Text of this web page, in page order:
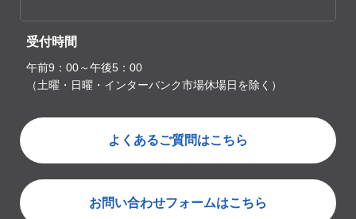
受付時間
午前9：00～午後5：00
（土曜・日曜・インターバンク市場休場日を除く）
よくあるご質問はこちら
お問い合わせフォームはこちら